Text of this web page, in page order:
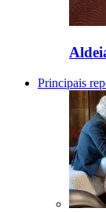
Principais